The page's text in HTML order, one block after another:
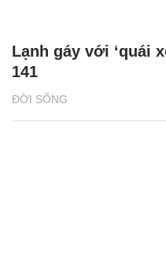
ĐỜI SỐNG
Lạnh gáy với ‘quái
141